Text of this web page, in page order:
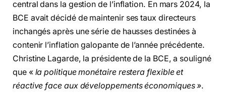
central dans la gestion de l’inflation. En mars 2024, la
BCE avait décidé de maintenir ses taux directeurs
inchangés après une série de hausses destinées à
contenir l’inflation galopante de l’année précédente.
Christine Lagarde, la présidente de la BCE, a souligné
que « la politique monétaire restera flexible et
réactive face aux développements économiques ».